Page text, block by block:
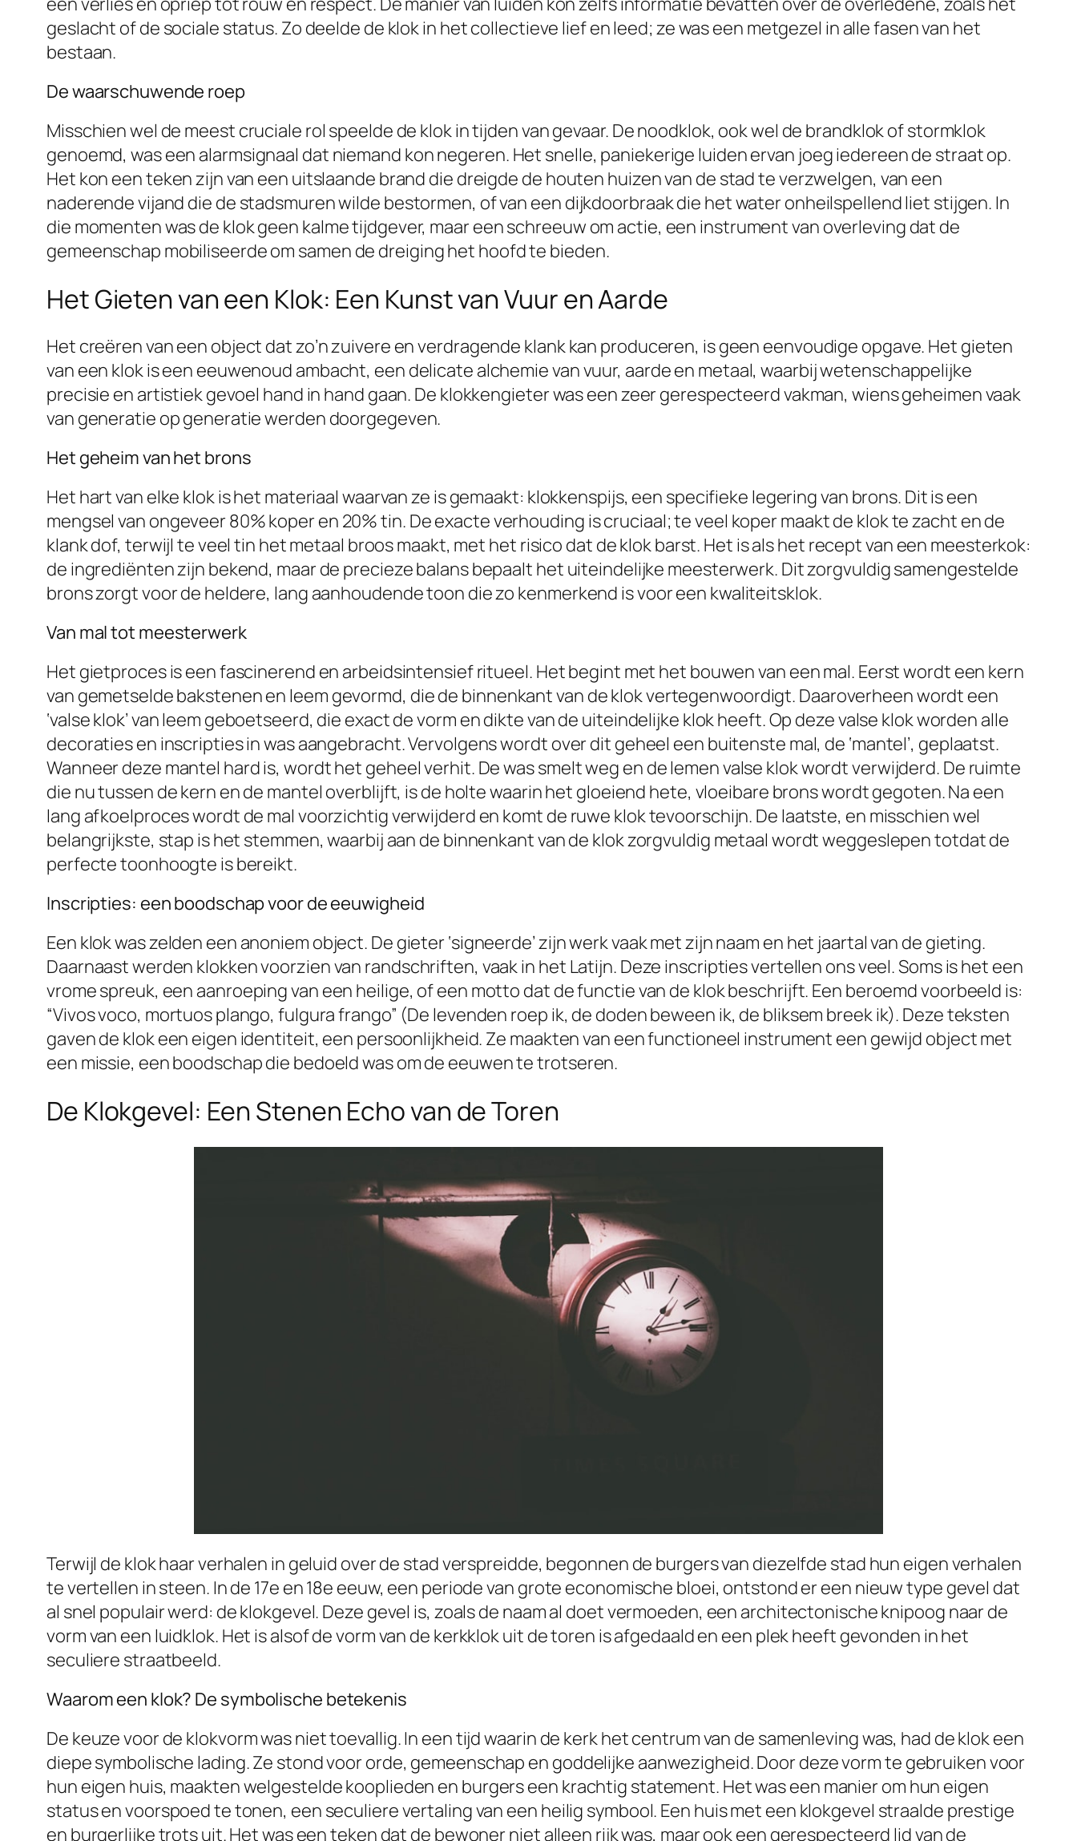
geslacht of de sociale status. Zo deelde de klok in het collectieve lief en leed; ze was een metgezel in alle fasen van het
bestaan.
De waarschuwende roep
Misschien wel de meest cruciale rol speelde de klok in tijden van gevaar. De noodklok, ook wel de brandklok of stormklok
genoemd, was een alarmsignaal dat niemand kon negeren. Het snelle, paniekerige luiden ervan joeg iedereen de straat op.
Het kon een teken zijn van een uitslaande brand die dreigde de houten huizen van de stad te verzwelgen, van een
naderende vijand die de stadsmuren wilde bestormen, of van een dijkdoorbraak die het water onheilspellend liet stijgen. In
die momenten was de klok geen kalme tijdgever, maar een schreeuw om actie, een instrument van overleving dat de
gemeenschap mobiliseerde om samen de dreiging het hoofd te bieden.
Het Gieten van een Klok: Een Kunst van Vuur en Aarde
Het creëren van een object dat zo’n zuivere en verdragende klank kan produceren, is geen eenvoudige opgave. Het gieten
van een klok is een eeuwenoud ambacht, een delicate alchemie van vuur, aarde en metaal, waarbij wetenschappelijke
precisie en artistiek gevoel hand in hand gaan. De klokkengieter was een zeer gerespecteerd vakman, wiens geheimen vaak
van generatie op generatie werden doorgegeven.
Het geheim van het brons
Het hart van elke klok is het materiaal waarvan ze is gemaakt: klokkenspijs, een specifieke legering van brons. Dit is een
mengsel van ongeveer 80% koper en 20% tin. De exacte verhouding is cruciaal; te veel koper maakt de klok te zacht en de
klank dof, terwijl te veel tin het metaal broos maakt, met het risico dat de klok barst. Het is als het recept van een meesterkok:
de ingrediënten zijn bekend, maar de precieze balans bepaalt het uiteindelijke meesterwerk. Dit zorgvuldig samengestelde
brons zorgt voor de heldere, lang aanhoudende toon die zo kenmerkend is voor een kwaliteitsklok.
Van mal tot meesterwerk
Het gietproces is een fascinerend en arbeidsintensief ritueel. Het begint met het bouwen van een mal. Eerst wordt een kern
van gemetselde bakstenen en leem gevormd, die de binnenkant van de klok vertegenwoordigt. Daaroverheen wordt een
‘valse klok’ van leem geboetseerd, die exact de vorm en dikte van de uiteindelijke klok heeft. Op deze valse klok worden alle
decoraties en inscripties in was aangebracht. Vervolgens wordt over dit geheel een buitenste mal, de ‘mantel’, geplaatst.
Wanneer deze mantel hard is, wordt het geheel verhit. De was smelt weg en de lemen valse klok wordt verwijderd. De ruimte
die nu tussen de kern en de mantel overblijft, is de holte waarin het gloeiend hete, vloeibare brons wordt gegoten. Na een
lang afkoelproces wordt de mal voorzichtig verwijderd en komt de ruwe klok tevoorschijn. De laatste, en misschien wel
belangrijkste, stap is het stemmen, waarbij aan de binnenkant van de klok zorgvuldig metaal wordt weggeslepen totdat de
perfecte toonhoogte is bereikt.
Inscripties: een boodschap voor de eeuwigheid
Een klok was zelden een anoniem object. De gieter ‘signeerde’ zijn werk vaak met zijn naam en het jaartal van de gieting.
Daarnaast werden klokken voorzien van randschriften, vaak in het Latijn. Deze inscripties vertellen ons veel. Soms is het een
vrome spreuk, een aanroeping van een heilige, of een motto dat de functie van de klok beschrijft. Een beroemd voorbeeld is:
“Vivos voco, mortuos plango, fulgura frango” (De levenden roep ik, de doden beween ik, de bliksem breek ik). Deze teksten
gaven de klok een eigen identiteit, een persoonlijkheid. Ze maakten van een functioneel instrument een gewijd object met
een missie, een boodschap die bedoeld was om de eeuwen te trotseren.
De Klokgevel: Een Stenen Echo van de Toren
Terwijl de klok haar verhalen in geluid over de stad verspreidde, begonnen de burgers van diezelfde stad hun eigen verhalen
te vertellen in steen. In de 17e en 18e eeuw, een periode van grote economische bloei, ontstond er een nieuw type gevel dat
al snel populair werd: de klokgevel. Deze gevel is, zoals de naam al doet vermoeden, een architectonische knipoog naar de
vorm van een luidklok. Het is alsof de vorm van de kerkklok uit de toren is afgedaald en een plek heeft gevonden in het
seculiere straatbeeld.
Waarom een klok? De symbolische betekenis
De keuze voor de klokvorm was niet toevallig. In een tijd waarin de kerk het centrum van de samenleving was, had de klok een
diepe symbolische lading. Ze stond voor orde, gemeenschap en goddelijke aanwezigheid. Door deze vorm te gebruiken voor
hun eigen huis, maakten welgestelde kooplieden en burgers een krachtig statement. Het was een manier om hun eigen
status en voorspoed te tonen, een seculiere vertaling van een heilig symbool. Een huis met een klokgevel straalde prestige
en burgerlijke trots uit. Het was een teken dat de bewoner niet alleen rijk was, maar ook een gerespecteerd lid van de